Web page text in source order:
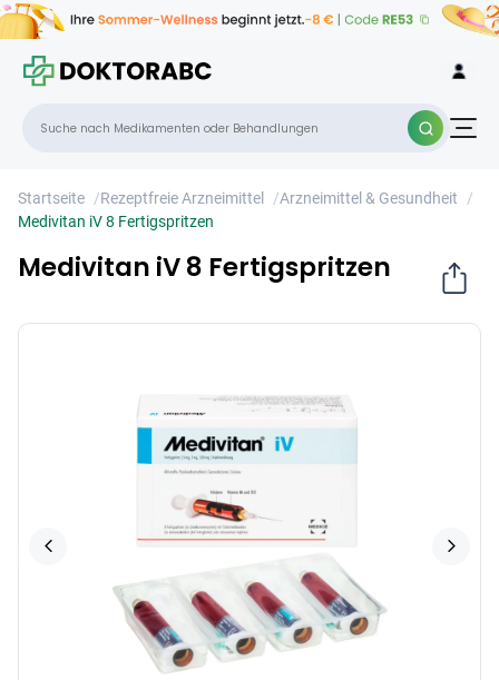
Startseite /Rezeptfreie Arzneimittel /Arzneimittel & Gesundheit
/
Medivitan iV 8 Fertigspritzen
Medivitan iV 8 Fertigspritzen
×